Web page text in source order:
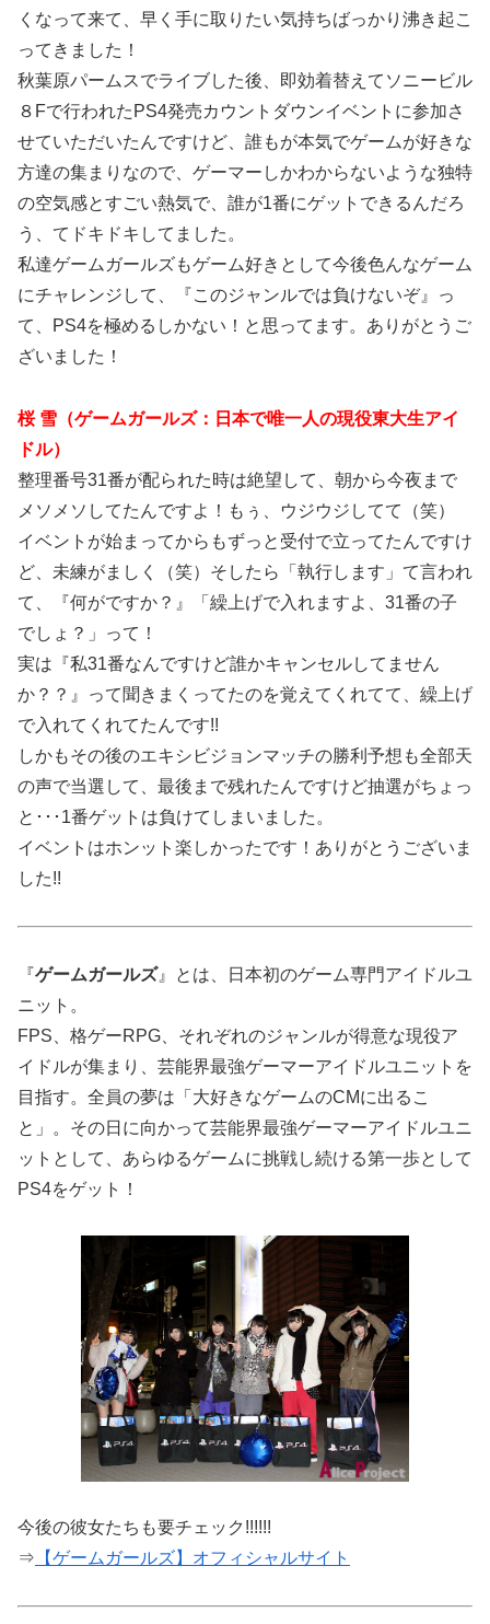
くなって来て、早く手に取りたい気持ちばっかり沸き起こ
ってきました！
秋葉原パームスでライブした後、即効着替えてソニービル
８Fで行われたPS4発売カウントダウンイベントに参加さ
せていただいたんですけど、誰もが本気でゲームが好きな
方達の集まりなので、ゲーマーしかわからないような独特
の空気感とすごい熱気で、誰が1番にゲットできるんだろ
う、てドキドキしてました。
私達ゲームガールズもゲーム好きとして今後色んなゲーム
にチャレンジして、『このジャンルでは負けないぞ』っ
て、PS4を極めるしかない！と思ってます。ありがとうご
ざいました！
桜 雪（ゲームガールズ：日本で唯一人の現役東大生アイ
ドル）
整理番号31番が配られた時は絶望して、朝から今夜まで
メソメソしてたんですよ！もぅ、ウジウジしてて（笑）
イベントが始まってからもずっと受付で立ってたんですけ
ど、未練がましく（笑）そしたら「執行します」て言われ
て、『何がですか？』「繰上げで入れますよ、31番の子
でしょ？」って！
実は『私31番なんですけど誰かキャンセルしてません
か？？』って聞きまくってたのを覚えてくれてて、繰上げ
で入れてくれてたんです!!
しかもその後のエキシビジョンマッチの勝利予想も全部天
の声で当選して、最後まで残れたんですけど抽選がちょっ
と･･･1番ゲットは負けてしまいました。
イベントはホンット楽しかったです！ありがとうございま
した!!
『ゲームガールズ』とは、日本初のゲーム専門アイドルユ
ニット。
FPS、格ゲーRPG、それぞれのジャンルが得意な現役ア
イドルが集まり、芸能界最強ゲーマーアイドルユニットを
目指す。全員の夢は「大好きなゲームのCMに出るこ
と」。その日に向かって芸能界最強ゲーマーアイドルユニ
ットとして、あらゆるゲームに挑戦し続ける第一歩として
PS4をゲット！
今後の彼女たちも要チェック!!!!!!
⇒ 【ゲームガールズ】オフィシャルサイト